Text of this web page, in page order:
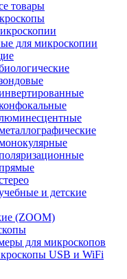
товары
для микроскопии
и детские
(ZOOM)
для микроскопов
USB и WiFi